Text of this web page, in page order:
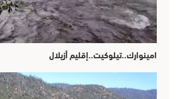
امينوارك..تيلوكيت..إقليم أزيلال